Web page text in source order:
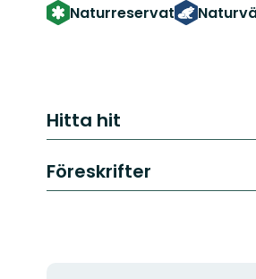
Naturreservat
Hitta hit
Föreskrifter